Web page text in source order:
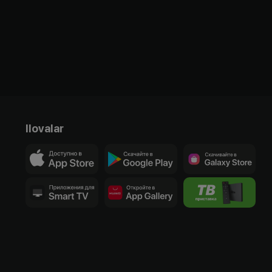
Ilovalar